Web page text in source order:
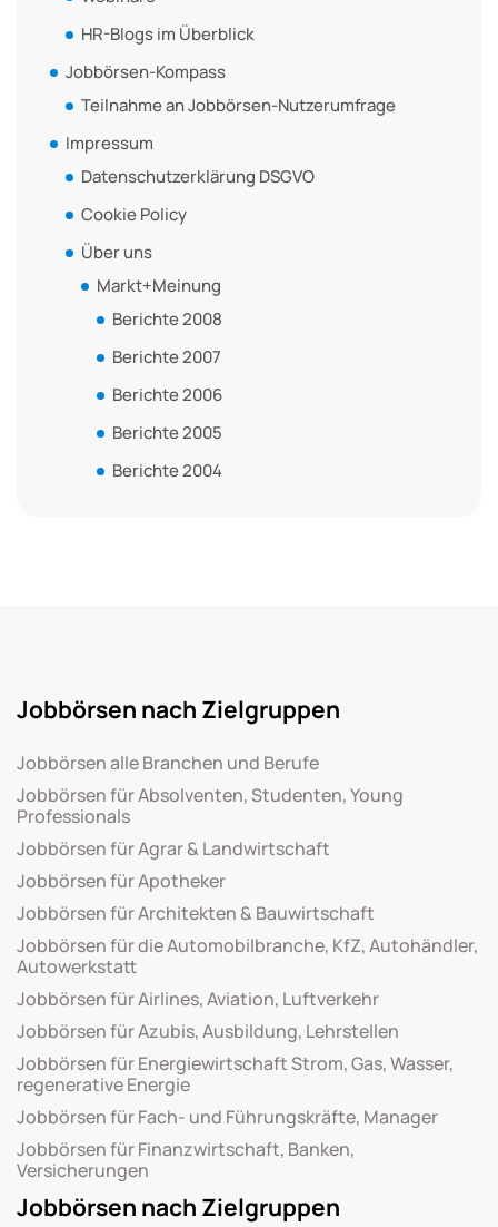
HR-Blogs im Überblick
Jobbörsen-Kompass
Teilnahme an Jobbörsen-Nutzerumfrage
Impressum
Datenschutzerklärung DSGVO
Cookie Policy
Über uns
Markt+Meinung
Berichte 2008
Berichte 2007
Berichte 2006
Berichte 2005
Berichte 2004
Jobbörsen nach Zielgruppen
Jobbörsen alle Branchen und Berufe
Jobbörsen für Absolventen, Studenten, Young
Professionals
Jobbörsen für Agrar & Landwirtschaft
Jobbörsen für Apotheker
Jobbörsen für Architekten & Bauwirtschaft
Jobbörsen für die Automobilbranche, KfZ, Autohändler,
Autowerkstatt
Jobbörsen für Airlines, Aviation, Luftverkehr
Jobbörsen für Azubis, Ausbildung, Lehrstellen
Jobbörsen für Energiewirtschaft Strom, Gas, Wasser,
regenerative Energie
Jobbörsen für Fach- und Führungskräfte, Manager
Jobbörsen für Finanzwirtschaft, Banken,
Versicherungen
Jobbörsen nach Zielgruppen